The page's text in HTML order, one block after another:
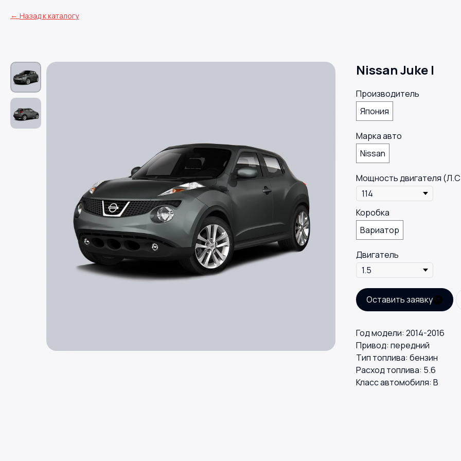
Назад к каталогу
Nissan Juke I
Производитель
Япония
Марка авто
Nissan
Мощность двигателя
Коробка
Вариатор
Двигатель
Оставить заявку
Год модели: 2014-2016
Привод: передний
Тип топлива: бензин
Расход топлива: 5.6
Класс автомобиля: В